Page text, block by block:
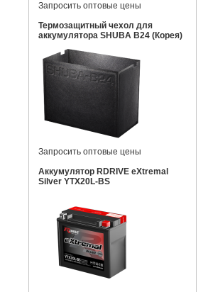
Запросить оптовые цены
Термозащитный чехол для
аккумулятора SHUBA B24 (Корея)
Запросить оптовые цены
Аккумулятор RDRIVE eXtremal
Silver YTX20L-BS